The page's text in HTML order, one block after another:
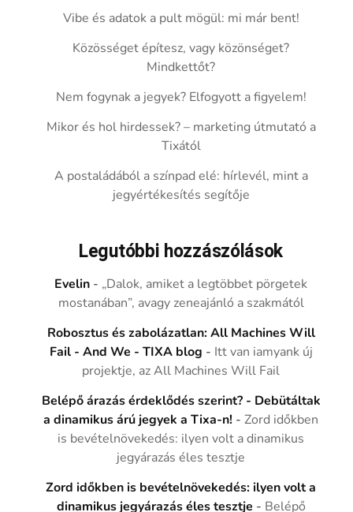
Vibe és adatok a pult mögül: mi már bent!
Közösséget építesz, vagy közönséget?
Mindkettőt?
Nem fogynak a jegyek? Elfogyott a figyelem!
Mikor és hol hirdessek? – marketing útmutató a
Tixától
A postaládából a színpad elé: hírlevél, mint a
jegyértékesítés segítője
Legutóbbi hozzászólások
Evelin - „Dalok, amiket a legtöbbet pörgetek
mostanában”, avagy zeneajánló a szakmától
Robosztus és zabolázatlan: All Machines Will
Fail - And We - TIXA blog - Itt van iamyank új
projektje, az All Machines Will Fail
Belépő árazás érdeklődés szerint? - Debütáltak
a dinamikus árú jegyek a Tixa-n! -Zord időkben
is bevételnövekedés: ilyen volt a dinamikus
jegyárazás éles tesztje
Zord időkben is bevételnövekedés: ilyen volt a
dinamikus jegyárazás éles tesztje - Belépő